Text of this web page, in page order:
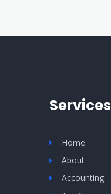
Services
Home
About
Accounting